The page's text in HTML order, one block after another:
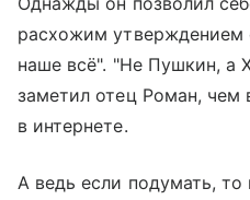
расхожим
наше всё". "Не Пушкин, а
заметил отец Роман,
в интернете.
А ведь если подумать, то